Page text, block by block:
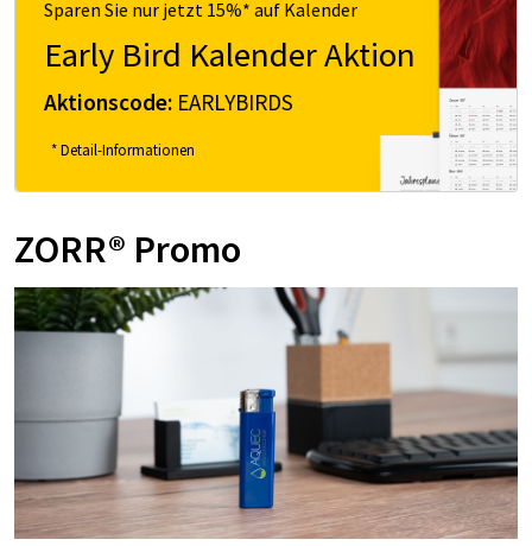
Sparen Sie nur jetzt 15%* auf Kalender
Early Bird Kalender Aktion
Aktionscode: EARLYBIRDS
* Detail-Informationen
ZORR® Promo